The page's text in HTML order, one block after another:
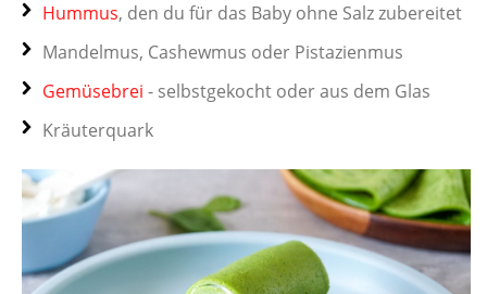
Hummus, den du für das Baby ohne Salz zubereitet
Mandelmus, Cashewmus oder Pistazienmus
Gemüsebrei - selbstgekocht oder aus dem Glas
Kräuterquark